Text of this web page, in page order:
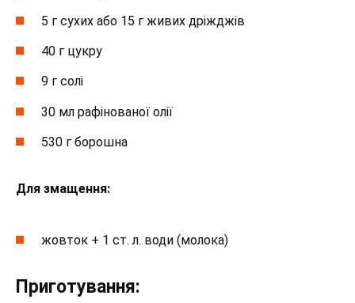
5 г сухих або 15 г живих дріжджів
40 г цукру
9 г солі
30 мл рафінованої олії
530 г борошна
Для змащення:
жовток + 1 ст. л. води (молока)
Приготування: